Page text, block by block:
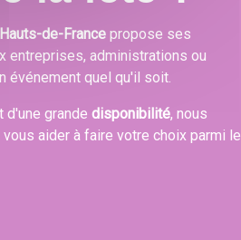
de-France propose ses
entreprises, administrations ou
événement quel qu'il soit.
d'une grande disponibilité, nous
aider à faire votre choix parmi le